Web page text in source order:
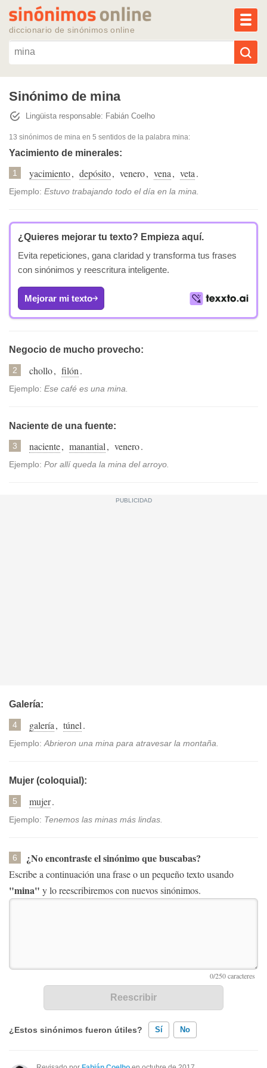
diccionario de sinónimos online
Reescribir texto con IA
Sinónimos populares
Temas populares
Temas recientes
Sinónimo de mina
Lingüista responsable: Fabián Coelho
13 sinónimos de mina en 5 sentidos de la palabra mina:
Yacimiento de minerales:
1 yacimiento, depósito, venero, vena, veta.
Ejemplo: Estuvo trabajando todo el día en la mina.
¿Quieres mejorar tu texto? Empieza aquí.
Evita repeticiones, gana claridad y transforma tus frases
con sinónimos y reescritura inteligente.
Mejorar mi texto
Negocio de mucho provecho:
2 chollo, filón.
Ejemplo: Ese café es una mina.
Naciente de una fuente:
3 naciente, manantial, venero.
Ejemplo: Por allí queda la mina del arroyo.
Galería:
4 galería, túnel.
Ejemplo: Abrieron una mina para atravesar la montaña.
Mujer (coloquial):
5 mujer.
Ejemplo: Tenemos las minas más lindas.
6 ¿No encontraste el sinónimo que buscabas?
Escribe a continuación una frase o un pequeño texto usando
"mina" y lo reescribiremos con nuevos sinónimos.
¿Estos sinónimos fueron útiles? Sí No